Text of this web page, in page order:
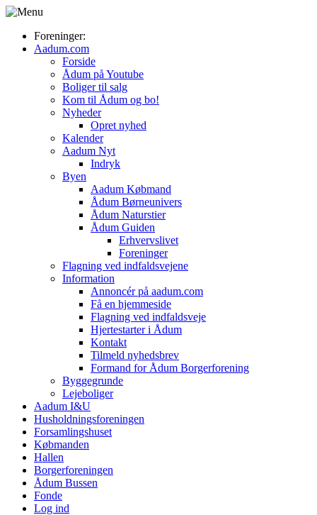
Foreninger:
Aadum.com
Forside
Ådum på Youtube
Boliger til salg
Kom til Ådum og bo!
Nyheder
Opret nyhed
Kalender
Aadum Nyt
Indryk
Byen
Aadum Købmand
Ådum Børneunivers
Ådum Naturstier
Ådum Guiden
Erhvervslivet
Foreninger
Flagning ved indfaldsvejene
Information
Annoncér på aadum.com
Få en hjemmeside
Flagning ved indfaldsveje
Hjertestarter i Ådum
Kontakt
Tilmeld nyhedsbrev
Formand for Ådum Borgerforening
Byggegrunde
Lejeboliger
Aadum I&U
Husholdningsforeningen
Forsamlingshuset
Købmanden
Hallen
Borgerforeningen
Ådum Bussen
Fonde
Log ind